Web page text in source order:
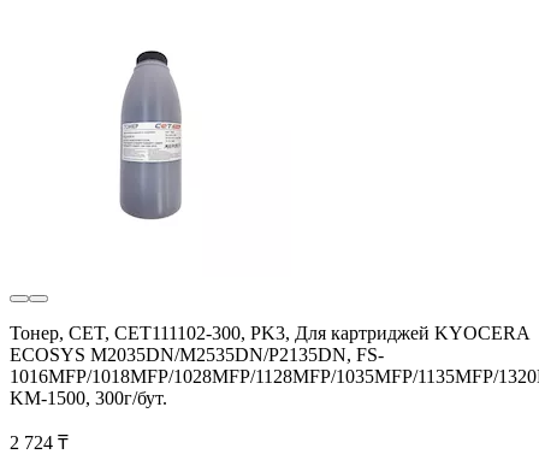
Тонер, CET, CET111102-300, PK3, Для картриджей KYOCERA
ECOSYS M2035DN/M2535DN/P2135DN, FS-
1016MFP/1018MFP/1028MFP/1128MFP/1035MFP/1135MFP/
KM-1500, 300г/бут.
2 724 ₸